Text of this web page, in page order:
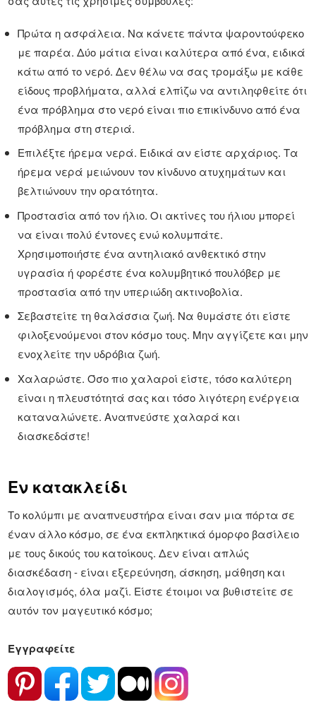
Πρώτα η ασφάλεια. Να κάνετε πάντα ψαροντούφεκο
με παρέα. Δύο μάτια είναι καλύτερα από ένα, ειδικά
κάτω από το νερό. Δεν θέλω να σας τρομάξω με κάθε
είδους προβλήματα, αλλά ελπίζω να αντιληφθείτε ότι
ένα πρόβλημα στο νερό είναι πιο επικίνδυνο από ένα
πρόβλημα στη στεριά.
Επιλέξτε ήρεμα νερά. Ειδικά αν είστε αρχάριος. Τα
ήρεμα νερά μειώνουν τον κίνδυνο ατυχημάτων και
βελτιώνουν την ορατότητα.
Προστασία από τον ήλιο. Οι ακτίνες του ήλιου μπορεί
να είναι πολύ έντονες ενώ κολυμπάτε.
Χρησιμοποιήστε ένα αντηλιακό ανθεκτικό στην
υγρασία ή φορέστε ένα κολυμβητικό πουλόβερ με
προστασία από την υπεριώδη ακτινοβολία.
Σεβαστείτε τη θαλάσσια ζωή. Να θυμάστε ότι είστε
φιλοξενούμενοι στον κόσμο τους. Μην αγγίζετε και μην
ενοχλείτε την υδρόβια ζωή.
Χαλαρώστε. Όσο πιο χαλαροί είστε, τόσο καλύτερη
είναι η πλευστότητά σας και τόσο λιγότερη ενέργεια
καταναλώνετε. Αναπνεύστε χαλαρά και
διασκεδάστε!
Εν κατακλείδι
Το κολύμπι με αναπνευστήρα είναι σαν μια πόρτα σε
έναν άλλο κόσμο, σε ένα εκπληκτικά όμορφο βασίλειο
με τους δικούς του κατοίκους. Δεν είναι απλώς
διασκέδαση - είναι εξερεύνηση, άσκηση, μάθηση και
διαλογισμός, όλα μαζί. Είστε έτοιμοι να βυθιστείτε σε
αυτόν τον μαγευτικό κόσμο;
Εγγραφείτε